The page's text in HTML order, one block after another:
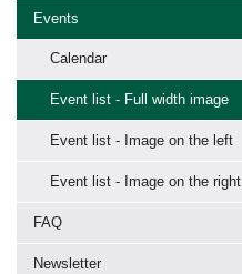
Events
Calendar
Event list - Full width image
Event list - Image on the left
Event list - Image on the right
FAQ
Newsletter